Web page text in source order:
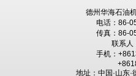
德州华海石油
电话：86-
传真：86-
联系人
手机：
地址：中国·山东